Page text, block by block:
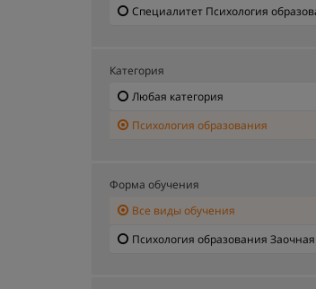
Специалитет Психология
Категория
Любая категория
Психология образования
Форма обучения
Все виды обучения
Психология образования Заочная